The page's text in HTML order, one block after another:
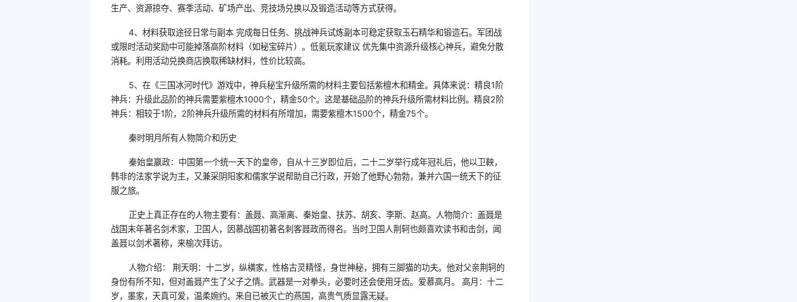
生产、资源掠夺、赛季活动、矿场产出、竞技场兑换以及锻造活动等方式获得。
4、材料获取途径日常与副本 完成每日任务、挑战神兵试炼副本可稳定获取玉石精华和锻造石。军团战
或限时活动奖励中可能掉落高阶材料（如秘宝碎片）。低氪玩家建议 优先集中资源升级核心神兵，避免分散
消耗。利用活动兑换商店换取稀缺材料，性价比较高。
5、在《三国冰河时代》游戏中，神兵秘宝升级所需的材料主要包括紫檀木和精金。具体来说：精良1阶
神兵：升级此品阶的神兵需要紫檀木1000个，精金50个。这是基础品阶的神兵升级所需材料比例。精良2阶
神兵：相较于1阶，2阶神兵升级所需的材料有所增加，需要紫檀木1500个，精金75个。
秦时明月所有人物简介和历史
秦始皇嬴政：中国第一个统一天下的皇帝，自从十三岁即位后，二十二岁举行成年冠礼后，他以卫鞅，
韩非的法家学说为主，又兼采阴阳家和儒家学说帮助自己行政，开始了他野心勃勃，兼并六国一统天下的征
服之旅。
正史上真正存在的人物主要有：盖聂、高渐离、秦始皇、扶苏、胡亥、李斯、赵高。人物简介：盖聂是
战国末年著名剑术家，卫国人，因慕战国初著名刺客聂政而得名。当时卫国人荆轲也颇喜欢读书和击剑，闻
盖聂以剑术著称，来榆次拜访。
人物介绍： 荆天明：十二岁，纵横家，性格古灵精怪，身世神秘，拥有三脚猫的功夫。他对父亲荆轲的
身份有所不知，但对盖聂产生了父子之情。武器是一对拳头，必要时还会使用牙齿。爱慕高月。 高月：十二
岁，墨家，天真可爱，温柔婉约。来自已被灭亡的燕国，高贵气质显露无疑。